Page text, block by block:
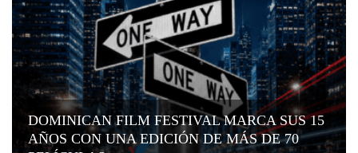
DOMINICAN FILM FESTIVAL MARCA SUS 15
AÑOS CON UNA EDICIÓN DE MÁS DE 70